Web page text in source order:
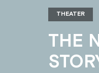
THEATER
THE